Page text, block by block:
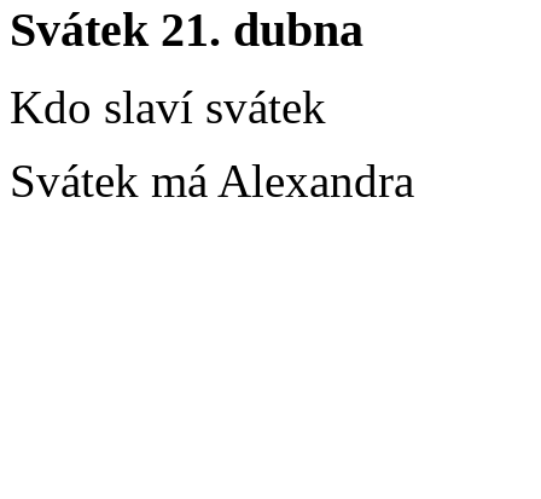
Svátek 21. dubna
Kdo slaví svátek
Svátek má Alexandra